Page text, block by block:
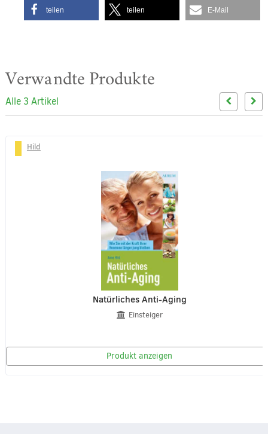
teilen teilen E-Mail
Verwandte Produkte
Alle 3 Artikel
Hild
Natürliches Anti-Aging
Einsteiger
Produkt anzeigen